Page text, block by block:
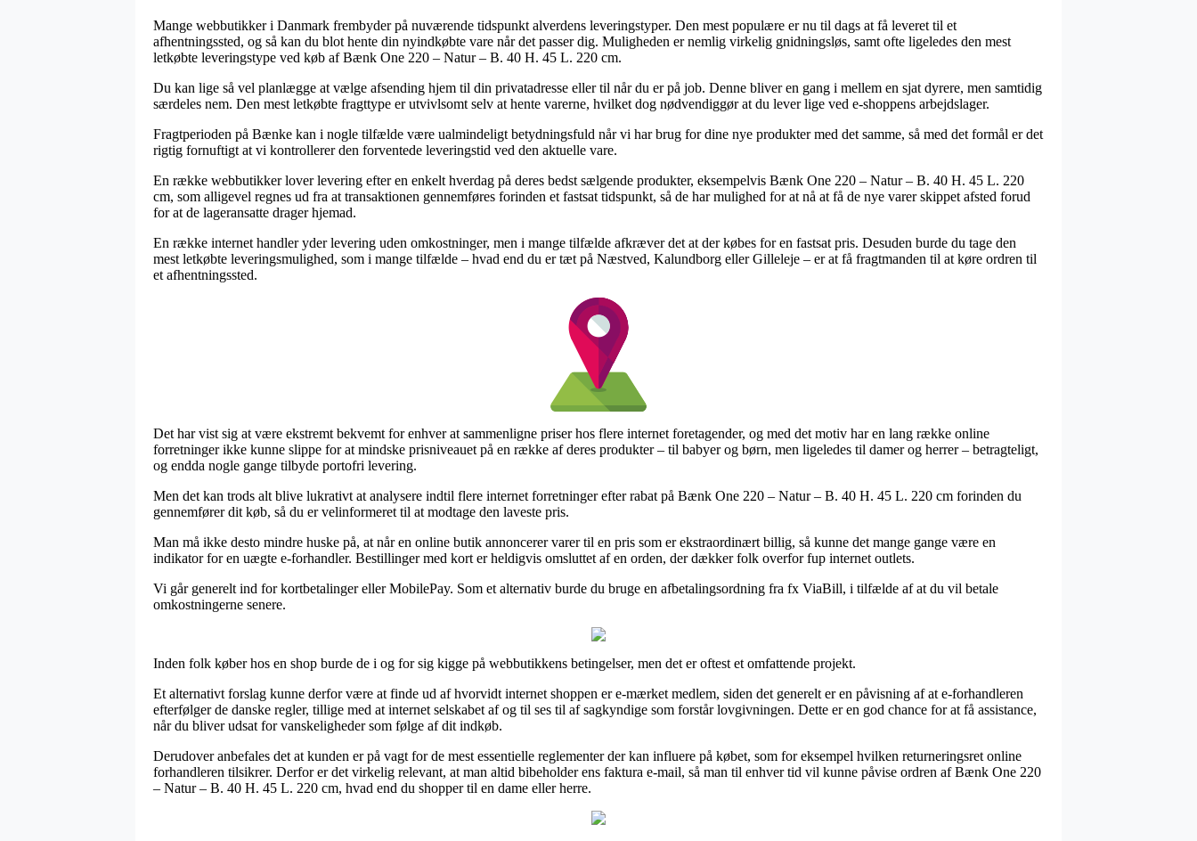
Mange webbutikker i Danmark frembyder på nuværende tidspunkt alverdens leveringstyper. Den mest populære er nu til dags at få leveret til et
afhentningssted, og så kan du blot hente din nyindkøbte vare når det passer dig. Muligheden er nemlig virkelig gnidningsløs, samt ofte ligeledes den mest
letkøbte leveringstype ved køb af Bænk One 220 – Natur – B. 40 H. 45 L. 220 cm.
Du kan lige så vel planlægge at vælge afsending hjem til din privatadresse eller til når du er på job. Denne bliver en gang i mellem en sjat dyrere, men samtidig
særdeles nem. Den mest letkøbte fragttype er utvivlsomt selv at hente varerne, hvilket dog nødvendiggør at du lever lige ved e-shoppens arbejdslager.
Fragtperioden på Bænke kan i nogle tilfælde være ualmindeligt betydningsfuld når vi har brug for dine nye produkter med det samme, så med det formål er det
rigtig fornuftigt at vi kontrollerer den forventede leveringstid ved den aktuelle vare.
En række webbutikker lover levering efter en enkelt hverdag på deres bedst sælgende produkter, eksempelvis Bænk One 220 – Natur – B. 40 H. 45 L. 220
cm, som alligevel regnes ud fra at transaktionen gennemføres forinden et fastsat tidspunkt, så de har mulighed for at nå at få de nye varer skippet afsted forud
for at de lageransatte drager hjemad.
En række internet handler yder levering uden omkostninger, men i mange tilfælde afkræver det at der købes for en fastsat pris. Desuden burde du tage den
mest letkøbte leveringsmulighed, som i mange tilfælde – hvad end du er tæt på Næstved, Kalundborg eller Gilleleje – er at få fragtmanden til at køre ordren til
et afhentningssted.
Det har vist sig at være ekstremt bekvemt for enhver at sammenligne priser hos flere internet foretagender, og med det motiv har en lang række online
forretninger ikke kunne slippe for at mindske prisniveauet på en række af deres produkter – til babyer og børn, men ligeledes til damer og herrer – betragteligt,
og endda nogle gange tilbyde portofri levering.
Men det kan trods alt blive lukrativt at analysere indtil flere internet forretninger efter rabat på Bænk One 220 – Natur – B. 40 H. 45 L. 220 cm forinden du
gennemfører dit køb, så du er velinformeret til at modtage den laveste pris.
Man må ikke desto mindre huske på, at når en online butik annoncerer varer til en pris som er ekstraordinært billig, så kunne det mange gange være en
indikator for en uægte e-forhandler. Bestillinger med kort er heldigvis omsluttet af en orden, der dækker folk overfor fup internet outlets.
Vi går generelt ind for kortbetalinger eller MobilePay. Som et alternativ burde du bruge en afbetalingsordning fra fx ViaBill, i tilfælde af at du vil betale
omkostningerne senere.
Inden folk køber hos en shop burde de i og for sig kigge på webbutikkens betingelser, men det er oftest et omfattende projekt.
Et alternativt forslag kunne derfor være at finde ud af hvorvidt internet shoppen er e-mærket medlem, siden det generelt er en påvisning af at e-forhandleren
efterfølger de danske regler, tillige med at internet selskabet af og til ses til af sagkyndige som forstår lovgivningen. Dette er en god chance for at få assistance,
når du bliver udsat for vanskeligheder som følge af dit indkøb.
Derudover anbefales det at kunden er på vagt for de mest essentielle reglementer der kan influere på købet, som for eksempel hvilken returneringsret online
forhandleren tilsikrer. Derfor er det virkelig relevant, at man altid bibeholder ens faktura e-mail, så man til enhver tid vil kunne påvise ordren af Bænk One 220
– Natur – B. 40 H. 45 L. 220 cm, hvad end du shopper til en dame eller herre.